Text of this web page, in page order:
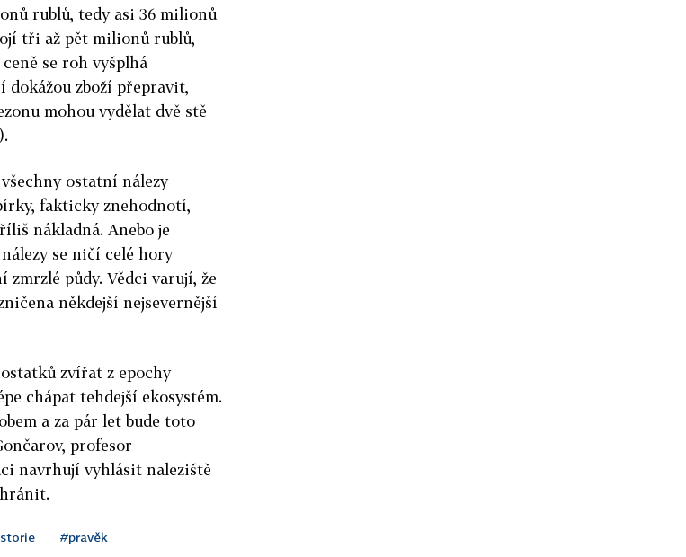
rublů, tedy asi 36 milionů
tři až pět milionů rublů,
se roh vyšplhá
zboží přepravit,
mohou vydělat dvě stě
ostatní nálezy
fakticky znehodnotí,
nákladná. Anebo je
se ničí celé hory
zmrzlé půdy. Vědci varují, že
někdejší nejsevernější
zvířat z epochy
chápat tehdejší ekosystém.
a za pár let bude toto
profesor
navrhují vyhlásit naleziště
#pravěk